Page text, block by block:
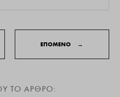
ΕΠΟΜΕΝΟ →
ΤΟ ΑΡΘΡΟ: